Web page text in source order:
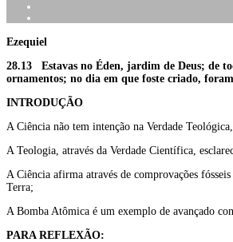
Ezequiel
28.13 Estavas no Éden, jardim de Deus; de
ornamentos; no dia em que foste criado,
INTRODUÇÃO
A Ciência não tem intenção na Verdade
A Teologia, através da Verdade Científica,
A Ciência afirma através de comprovações
Terra;
A Bomba Atômica é um exemplo de avançado
PARA REFLEXÃO: